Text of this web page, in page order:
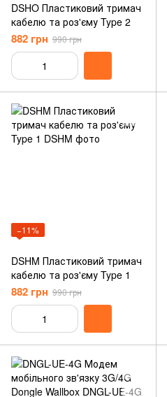
DSHO Пластиковий тримач
кабелю та роз'єму Type 2
882 грн 990 грн
−11%
DSHM Пластиковий тримач
кабелю та роз'єму Type 1
882 грн 990 грн